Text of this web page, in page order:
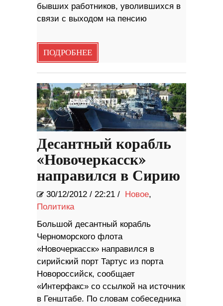
бывших работников, уволившихся в
связи с выходом на пенсию
ПОДРОБНЕЕ
Десантный корабль
«Новочеркасск»
направился в Сирию
30/12/2012 / 22:21 / Новое,
Политика
Большой десантный корабль
Черноморского флота
«Новочеркасск» направился в
сирийский порт Тартус из порта
Новороссийск, сообщает
«Интерфакс» со ссылкой на источник
в Генштабе. По словам собеседника